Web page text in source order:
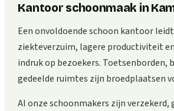
Kantoor schoonmaak in
Een onvoldoende schoon kantoor
ziekteverzuim, lagere productiviteit
indruk op bezoekers. Toetsenborden,
gedeelde ruimtes zijn broedplaatsen
Al onze schoonmakers zijn verzekerd,